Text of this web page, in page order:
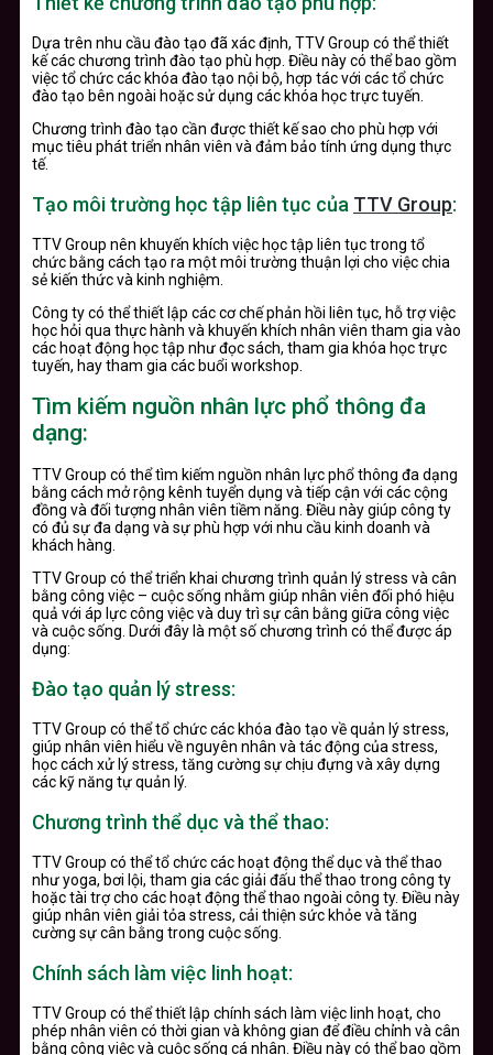
Dựa trên nhu cầu đào tạo đã xác định, TTV Group có thể thiết
kế các chương trình đào tạo phù hợp. Điều này có thể bao gồm
việc tổ chức các khóa đào tạo nội bộ, hợp tác với các tổ chức
đào tạo bên ngoài hoặc sử dụng các khóa học trực tuyến.
Chương trình đào tạo cần được thiết kế sao cho phù hợp với
mục tiêu phát triển nhân viên và đảm bảo tính ứng dụng thực
tế.
Tạo môi trường học tập liên tục của TTV Group:
TTV Group nên khuyến khích việc học tập liên tục trong tổ
chức bằng cách tạo ra một môi trường thuận lợi cho việc chia
sẻ kiến thức và kinh nghiệm.
Công ty có thể thiết lập các cơ chế phản hồi liên tục, hỗ trợ việc
học hỏi qua thực hành và khuyến khích nhân viên tham gia vào
các hoạt động học tập như đọc sách, tham gia khóa học trực
tuyến, hay tham gia các buổi workshop.
Tìm kiếm nguồn nhân lực phổ thông đa
dạng:
TTV Group có thể tìm kiếm nguồn nhân lực phổ thông đa dạng
bằng cách mở rộng kênh tuyển dụng và tiếp cận với các cộng
đồng và đối tượng nhân viên tiềm năng. Điều này giúp công ty
có đủ sự đa dạng và sự phù hợp với nhu cầu kinh doanh và
khách hàng.
TTV Group có thể triển khai chương trình quản lý stress và cân
bằng công việc – cuộc sống nhằm giúp nhân viên đối phó hiệu
quả với áp lực công việc và duy trì sự cân bằng giữa công việc
và cuộc sống. Dưới đây là một số chương trình có thể được áp
dụng:
Đào tạo quản lý stress:
TTV Group có thể tổ chức các khóa đào tạo về quản lý stress,
giúp nhân viên hiểu về nguyên nhân và tác động của stress,
học cách xử lý stress, tăng cường sự chịu đựng và xây dựng
các kỹ năng tự quản lý.
Chương trình thể dục và thể thao:
TTV Group có thể tổ chức các hoạt động thể dục và thể thao
như yoga, bơi lội, tham gia các giải đấu thể thao trong công ty
hoặc tài trợ cho các hoạt động thể thao ngoài công ty. Điều này
giúp nhân viên giải tỏa stress, cải thiện sức khỏe và tăng
cường sự cân bằng trong cuộc sống.
Chính sách làm việc linh hoạt:
TTV Group có thể thiết lập chính sách làm việc linh hoạt, cho
phép nhân viên có thời gian và không gian để điều chỉnh và cân
bằng công việc và cuộc sống cá nhân. Điều này có thể bao gồm